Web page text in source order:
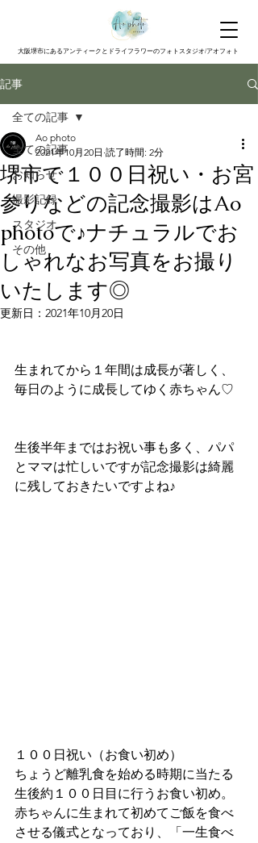
大阪堺市にあるアンティークとドライフラワーのフォトスタジオ/アオフォト
記事
全ての記事
お知らせ
撮影記録
スタジオ
その他
全ての記事
堺市で１００日祝い・お宮
参りなどの記念撮影はAo
photoで♪ナチュラルでお
しゃれなお写真をお撮り
いたします◎
Ao photo
2021年10月20日 読了時間: 2分
更新日： 2021年10月20日
生まれてから１年間は成長が著しく、
毎日のように成長してゆく赤ちゃん♡
生後半年まではお祝い事も多く、パパ
とママは忙しいですが記念撮影は綺麗
に残しておきたいですよね♪
１００日祝い（お食い初め）
ちょうど離乳食を始める時期に当たる
生後約１００日目に行うお食い初め。
赤ちゃんに生まれて初めてご飯を食べ
させる儀式となっており、「一生食べ